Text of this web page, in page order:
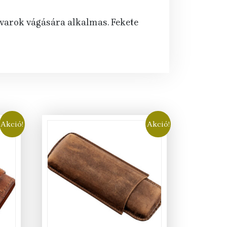
vágására alkalmas. Fekete
Akció! Akció!